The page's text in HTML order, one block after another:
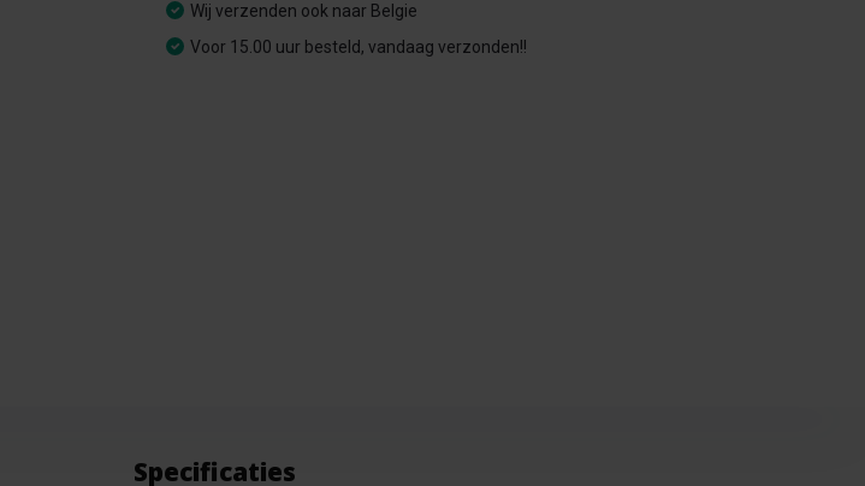
Wij verzenden ook naar Belgie
Voor 15.00 uur besteld, vandaag verzonden!!
Specificaties